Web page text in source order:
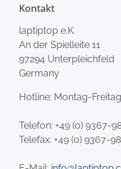
Kontakt
laptiptop e.K.
An der Spielleite 11
97294 Unterpleichfeld
Germany
Hotline: Montag-
Telefon: +49 (0) 9367-
Telefax: +49 (0) 9367-